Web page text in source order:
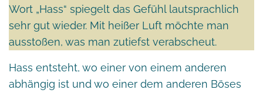
Wort „Hass“ spiegelt das Gefühl lautsprachlich
sehr gut wieder. Mit heißer Luft möchte man
ausstoßen, was man zutiefst verabscheut.
Hass entsteht, wo einer von einem anderen
abhängig ist und wo einer dem anderen Böses